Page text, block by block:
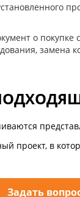
о
замена
проект, в
Задать